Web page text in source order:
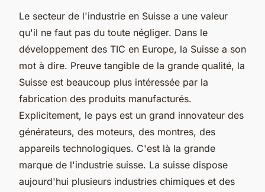
Le secteur de l'industrie en Suisse a une valeur
qu'il ne faut pas du toute négliger. Dans le
développement des TIC en Europe, la Suisse a son
mot à dire. Preuve tangible de la grande qualité, la
Suisse est beaucoup plus intéressée par la
fabrication des produits manufacturés.
Explicitement, le pays est un grand innovateur des
générateurs, des moteurs, des montres, des
appareils technologiques. C'est là la grande
marque de l'industrie suisse. La suisse dispose
aujourd'hui plusieurs industries chimiques et des